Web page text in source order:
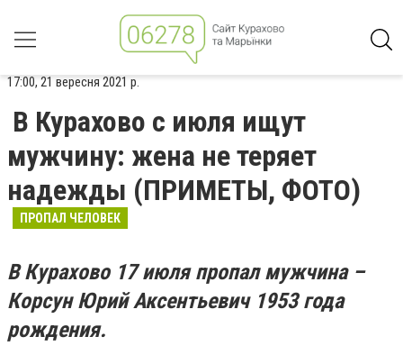
17:00, 21 вересня 2021 р.
В Курахово с июля ищут
мужчину: жена не теряет
надежды (ПРИМЕТЫ, ФОТО)
ПРОПАЛ ЧЕЛОВЕК
В Курахово 17 июля пропал мужчина –
Корсун Юрий Аксентьевич 1953 года
рождения.